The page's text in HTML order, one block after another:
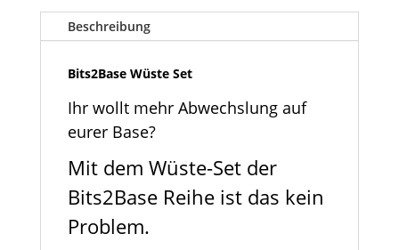
Set
MengeBeschreibung
Bits2Base Wüste Set
Ihr wollt mehr Abwechslung auf
eurer Base?
Mit dem Wüste-Set der
Bits2Base Reihe ist das kein
Problem.